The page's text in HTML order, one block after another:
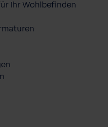
Ihr Wohlbefinden